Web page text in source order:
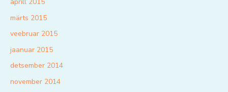
aprill 2015
märts 2015
veebruar 2015
jaanuar 2015
detsember 2014
november 2014